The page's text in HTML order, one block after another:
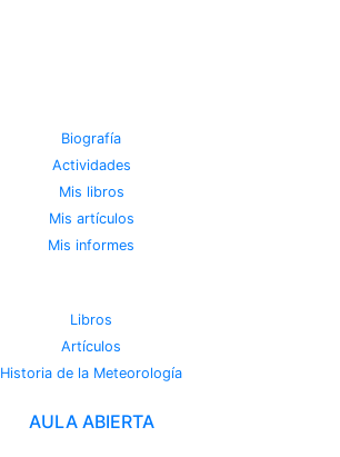
Biografía
Actividades
Mis libros
Mis artículos
Mis informes
Libros
Artículos
Historia de la Meteorología
AULA ABIERTA